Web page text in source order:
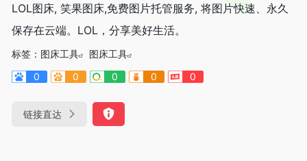
LOL图床, 笑果图床,免费图片托管服务, 将图片快速、永久
保存在云端。LOL，分享美好生活。
标签： 图床工具
图床工具
0
0 0 0 0
链接直达